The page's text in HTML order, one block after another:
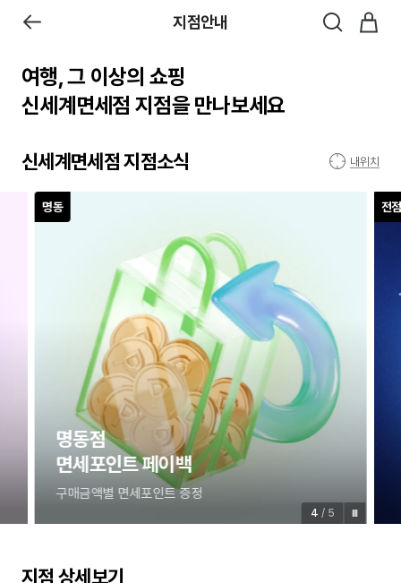
지점안내
여행, 그 이상의 쇼핑
신세계면세점 지점을 만나보세요
신세계면세점 지점소식 내위치
명동점
면세포인트 페이백
구매금액별 면세포인트 증정
명동 전점
4 / 5
지점 상세보기